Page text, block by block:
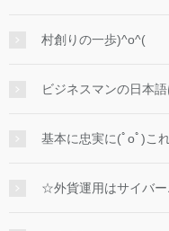
村創りの一歩)^o^(
ビジネスマンの日本
基本に忠実に(ﾟoﾟ)こ
☆外貨運用はサイバ